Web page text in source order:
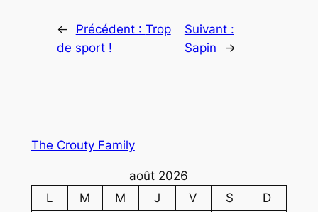
← Précédent : Trop
de sport !
Suivant :
Sapin
→
The Crouty Family
août 2026
L
M M J V S
D